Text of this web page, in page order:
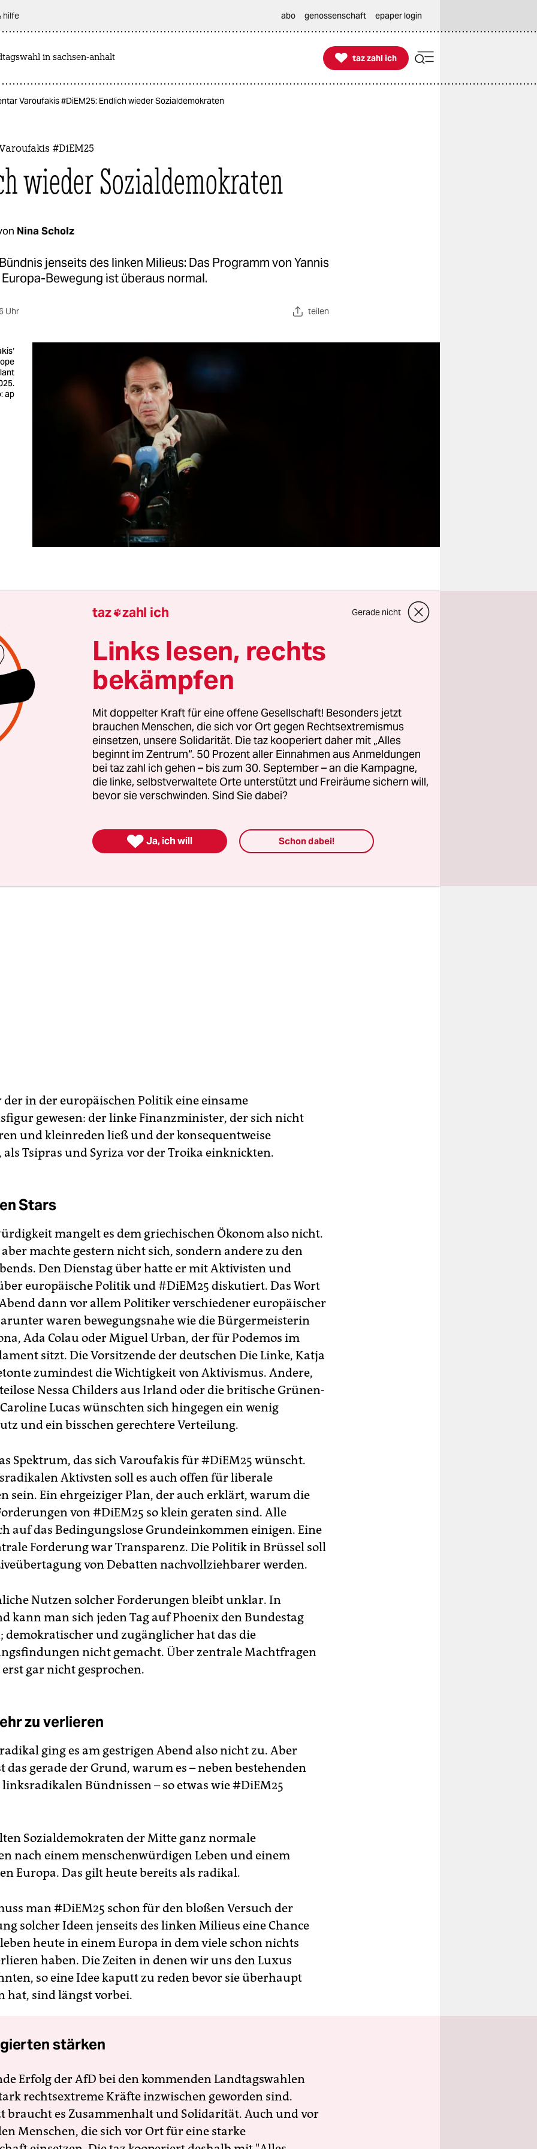
hilfe abo genossenschaft epaper login
in sachsen-anhalt 
taz zahl ich
taz zahl ich
Varoufakis #DiEM25: Endlich wieder Sozialdemokraten
#DiEM25
wieder Sozialdemokraten
Nina Scholz
jenseits des linken Milieus: Das Programm von Yannis
Europa-Bewegung ist überaus normal.
Uhr teilen
ap
Aufregung, die vorher in den langen Schlangen vor der
Volksbühne geherrscht hatte, war schnell verflogen,
der ehemalige griechische Finanzminister Yanis Varoufakis
Bühne betreten hatte: Austerität, Troika, Brüssel, Berlin –
um die es an diesem Gründungsabend seiner neuen, pan-
linken Bewegung #DiEM25 gehen sollte, waren einfach
rätselten zudem die meisten, was #DiEM25 eigentlich
Der „Blockupy“-Aktivist John Malamatinas hatte in einem
an Varoufakis ganz richtig geschrieben, dass es doch
linke, europäische Bewegung gebe. Fakt ist aber auch, dass
konnte; und vielleicht war deswegen das Interesse an
entsprechend groß.
der in der europäischen Politik eine einsame
gewesen: der linke Finanzminister, der sich nicht
und kleinreden ließ und der konsequentweise
Tsipras und Syriza vor der Troika einknickten.
Stars
mangelt es dem griechischen Ökonom also nicht.
machte gestern nicht sich, sondern andere zu den
Den Dienstag über hatte er mit Aktivisten und
europäische Politik und #DiEM25 diskutiert. Das Wort
dann vor allem Politiker verschiedener europäischer
waren bewegungsnahe wie die Bürgermeisterin
Ada Colau oder Miguel Urban, der für Podemos im
sitzt. Die Vorsitzende der deutschen Die Linke, Katja
zumindest die Wichtigkeit von Aktivismus. Andere,
Nessa Childers aus Irland oder die britische Grünen-
Lucas wünschten sich hingegen ein wenig
und ein bisschen gerechtere Verteilung.
Spektrum, das sich Varoufakis für #DiEM25 wünscht.
Aktivsten soll es auch offen für liberale
sein. Ein ehrgeiziger Plan, der auch erklärt, warum die
von #DiEM25 so klein geraten sind. Alle
auf das Bedingungslose Grundeinkommen einigen. Eine
Forderung war Transparenz. Die Politik in Brüssel soll
von Debatten nachvollziehbarer werden.
Nutzen solcher Forderungen bleibt unklar. In
kann man sich jeden Tag auf Phoenix den Bundestag
demokratischer und zugänglicher hat das die
nicht gemacht. Über zentrale Machtfragen
gar nicht gesprochen.
zu verlieren
ging es am gestrigen Abend also nicht zu. Aber
das gerade der Grund, warum es – neben bestehenden
Bündnissen – so etwas wie #DiEM25
Sozialdemokraten der Mitte ganz normale
nach einem menschenwürdigen Leben und einem
Europa. Das gilt heute bereits als radikal.
man #DiEM25 schon für den bloßen Versuch der
solcher Ideen jenseits des linken Milieus eine Chance
heute in einem Europa in dem viele schon nichts
haben. Die Zeiten in denen wir uns den Luxus
so eine Idee kaputt zu reden bevor sie überhaupt
hat, sind längst vorbei.
stärken
Erfolg der AfD bei den kommenden Landtagswahlen
rechtsextreme Kräfte inzwischen geworden sind.
braucht es Zusammenhalt und Solidarität. Auch und vor
Menschen, die sich vor Ort für eine starke
taz zahl ich Gerade nicht
Links lesen, rechts
bekämpfen
Mit doppelter Kraft für eine offene Gesellschaft! Besonders jetzt
brauchen Menschen, die sich vor Ort gegen Rechtsextremismus
einsetzen, unsere Solidarität. Die taz kooperiert daher mit „Alles
beginnt im Zentrum“. 50 Prozent aller Einnahmen aus Anmeldungen
bei taz zahl ich gehen – bis zum 30. September – an die Kampagne,
die linke, selbstverwaltete Orte unterstützt und Freiräume sichern will,
bevor sie verschwinden. Sind Sie dabei?
 Ja, ich will Schon dabei!